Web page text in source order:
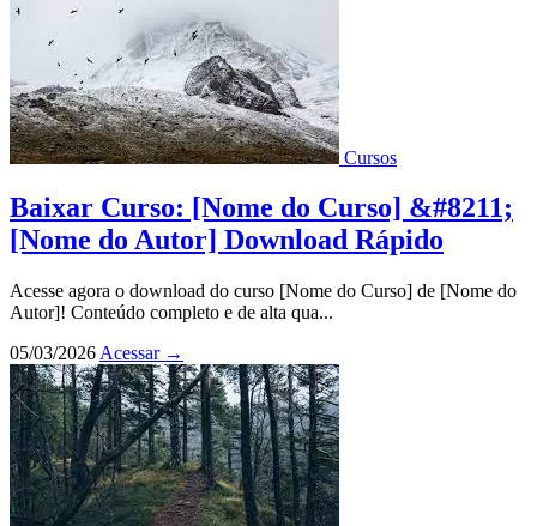
Cursos
Baixar Curso: [Nome do Curso] &#8211;
[Nome do Autor] Download Rápido
Acesse agora o download do curso [Nome do Curso] de [Nome do
Autor]! Conteúdo completo e de alta qua...
05/03/2026 Acessar →